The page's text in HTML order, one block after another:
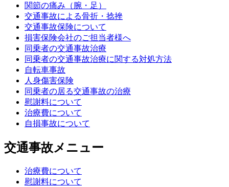
関節の痛み（腕・足）
交通事故による骨折・捻挫
交通事故保険について
損害保険会社のご担当者様へ
同乗者の交通事故治療
同乗者の交通事故治療に関する対処方法
自転車事故
人身傷害保険
同乗者の居る交通事故の治療
慰謝料について
治療費について
自損事故について
交通事故メニュー
治療費について
慰謝料について